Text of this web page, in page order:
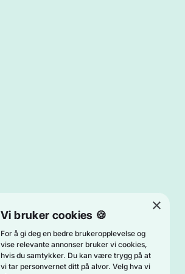
×
Vi bruker cookies 🍪
For å gi deg en bedre brukeropplevelse og
vise relevante annonser bruker vi cookies,
hvis du samtykker. Du kan være trygg på at
vi tar personvernet ditt på alvor. Velg hva vi